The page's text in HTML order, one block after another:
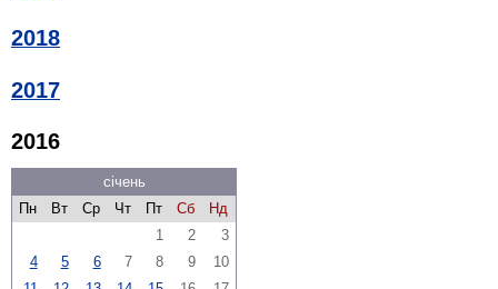
2018
2017
2016
січень
Пн
Вт Ср Чт Пт Сб
Нд
1
2
3
4
5 6 7 8 9
10